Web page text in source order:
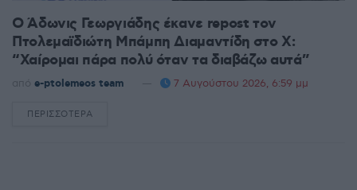
Ο Άδωνις Γεωργιάδης έκανε repost τον
Πτολεμαϊδιώτη Μπάμπη Διαμαντίδη στο X:
“Χαίρομαι πάρα πολύ όταν τα διαβάζω αυτά”
από e-ptolemeos team 7 Αυγούστου 2026, 6:59 μμ
ΠΕΡΙΣΣΌΤΕΡΑ